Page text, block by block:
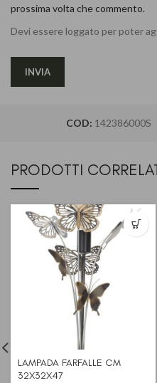
prossima volta che commento.
Devi essere loggato per poter
COD: 142386000S
PRODOTTI
LAMPADA FARFALLE CM
32X32X47